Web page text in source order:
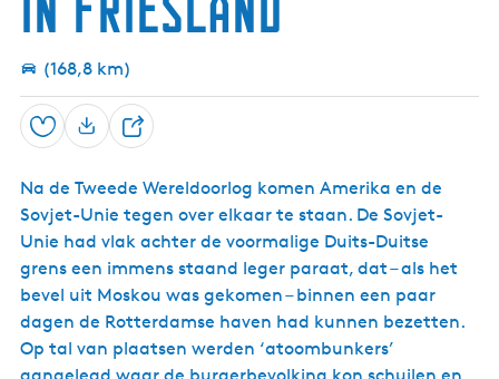
n
s
k
p
I
S
e
d
û
s
e
u
d
e
r
d
u
t
r
M
a
r
K
l
i
(168,8 km)
Opslaan
D
e
l
Na de Tweede Wereldoorlog komen Amerika en de
Sovjet-Unie tegen over elkaar te staan. De Sovjet-
Unie had vlak achter de voormalige Duits-Duitse
grens een immens staand leger paraat, dat – als het
bevel uit Moskou was gekomen – binnen een paar
dagen de Rotterdamse haven had kunnen bezetten.
Op tal van plaatsen werden ‘atoombunkers’